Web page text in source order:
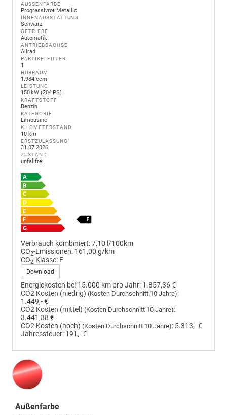
AUSSENFARBE
Progressivrot Metallic
INNENAUSSTATTUNG
Schwarz
GETRIEBE
Automatik
ANTRIEBSACHSE
Allrad
PARTIKELFILTER
1
HUBRAUM
1.984 ccm
LEISTUNG
150 kW (204 PS)
KRAFTSTOFF
Benzin
KATEGORIE
Limousine
KILOMETERSTAND
10 km
ERSTZULASSUNG
31.07.2026
ZUSTAND
unfallfrei
Verbrauch kombiniert:7,10 l/100km
CO2-Emissionen: 161,00 g/km
CO2-Klasse: F
Download
Energiekosten bei 15.000 km pro Jahr: 1.857,36 €
CO2 Kosten (niedrig) (Kosten Durchschnitt 10 Jahre):
1.449,- €
CO2 Kosten (mittel) (Kosten Durchschnitt 10 Jahre):
3.441,38 €
CO2 Kosten (hoch) (Kosten Durchschnitt 10 Jahre): 5.313,- €
Jahressteuer: 191,- €
Außenfarbe